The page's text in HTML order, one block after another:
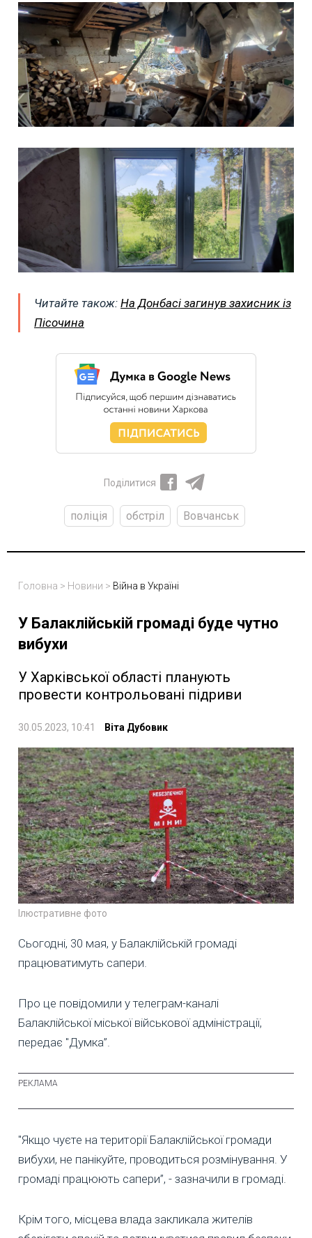
Читайте також: На Донбасі загинув захисник із
Пісочина
Поділитися
поліція обстріл Вовчанськ
Головна > Новини > Війна в Україні
У Балаклійській громаді буде чутно
вибухи
У Харківської області планують
провести контрольовані підриви
30.05.2023, 10:41 Віта Дубовик
Ілюстративне фото
Сьогодні, 30 мая, у Балаклійській громаді
працюватимуть сапери.
Про це повідомили у телеграм-каналі
Балаклійської міської військової адміністрації,
передає "Думка”.
"Якщо чуєте на території Балаклійської громади
вибухи, не панікуйте, проводиться розмінування. У
громаді працюють сапери”, - зазначили в громаді.
Крім того, місцева влада закликала жителів